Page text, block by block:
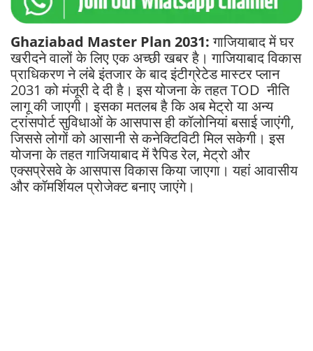
Ghaziabad Master Plan 2031:गाजियाबाद में घर
खरीदने वालों के लिए एक अच्छी खबर है। गाजियाबाद विकास
प्राधिकरण ने लंबे इंतजार के बाद इंटीग्रेटेड मास्टर प्लान
2031 को मंजूरी दे दी है। इस योजना के तहत TOD नीति
लागू की जाएगी। इसका मतलब है कि अब मेट्रो या अन्य
ट्रांसपोर्ट सुविधाओं के आसपास ही कॉलोनियां बसाई जाएंगी,
जिससे लोगों को आसानी से कनेक्टिविटी मिल सकेगी। इस
योजना के तहत गाजियाबाद में रैपिड रेल, मेट्रो और
एक्सप्रेसवे के आसपास विकास किया जाएगा। यहां आवासीय
और कॉमर्शियल प्रोजेक्ट बनाए जाएंगे।